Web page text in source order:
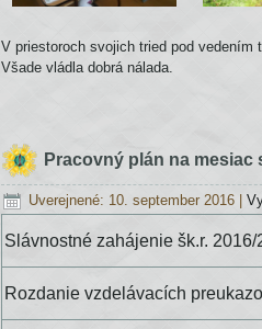
V priestoroch svojich tried pod vedením
Všade vládla dobrá nálada.
Pracovný plán na mesiac
Uverejnené: 10. september 2016
Slávnostné zahájenie šk.r. 2016/
Rozdanie vzdelávacích